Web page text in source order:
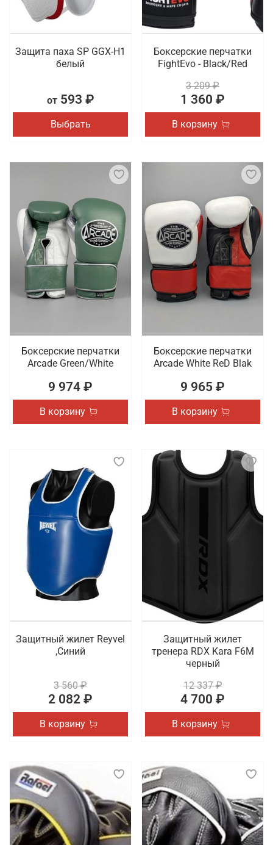
Защита паха SP GGX-H1
белый
от593 ₽
Выбрать
Боксерские перчатки
FightEvo - Black/Red
3 209 ₽
1 360 ₽
В корзину
Боксерские перчатки
Arcade Green/White
9 974 ₽
В корзину
Боксерские перчатки
Arcade White ReD Blak
9 965 ₽
В корзину
Защитный жилет Reyvel
,Синий
3 560 ₽
2 082 ₽
В корзину
Защитный жилет
тренера RDX Kara F6M
черный
12 337 ₽
4 700 ₽
В корзину